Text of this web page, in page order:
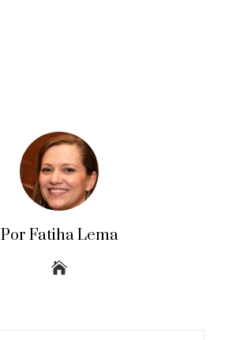
Por Fatiha Lema